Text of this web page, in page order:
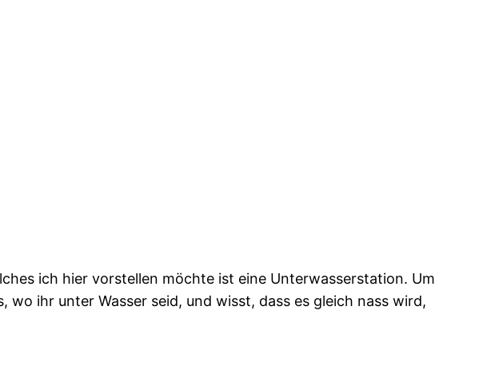
ich hier vorstellen möchte ist eine Unterwasserstation. Um
ihr unter Wasser seid, und wisst, dass es gleich nass wird,